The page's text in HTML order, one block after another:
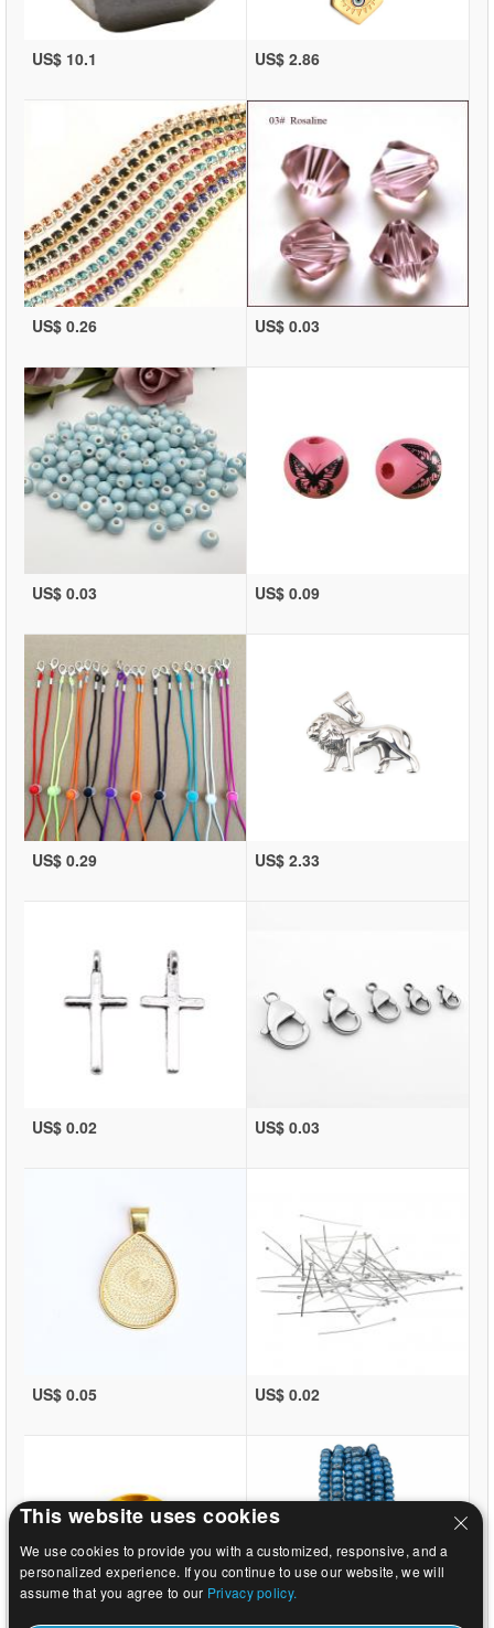
US$ 10.1 US$ 2.86
US$ 0.26 US$ 0.03
US$ 0.03 US$ 0.09
US$ 0.29 US$ 2.33
US$ 0.02 US$ 0.03
US$ 0.05 US$ 0.02
This website uses cookies
We use cookies to provide you with a customized, responsive, and a
personalized experience. If you continue to use our website, we will
assume that you agree to our Privacy policy.